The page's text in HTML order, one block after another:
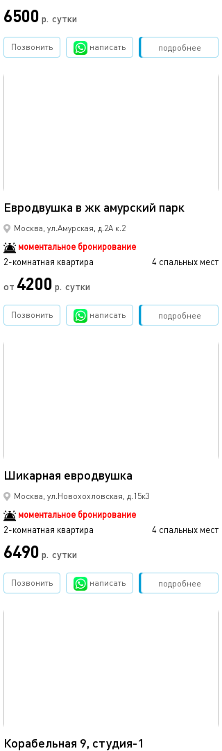
6500 р. сутки
подробнее
Позвонить написать Забронировать
Евродвушка в жк амурский парк
Москва, ул.Амурская, д.2А к.2
моментальное бронирование
2-комнатная квартира
4 спальных мест
от 4200 р. сутки
подробнее
Позвонить написать Забронировать
Шикарная евродвушка
Москва, ул.Новохохловская, д.15к3
моментальное бронирование
2-комнатная квартира
4 спальных мест
6490 р. сутки
подробнее
Позвонить написать Забронировать
Корабельная 9, студия-1